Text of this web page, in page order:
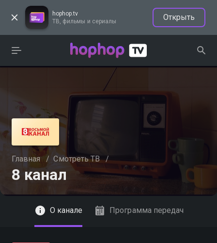
hophop.tv
ТВ, фильмы и сериалы
Открыть
Главная / Смотреть ТВ /
8 канал
О канале Программа передач